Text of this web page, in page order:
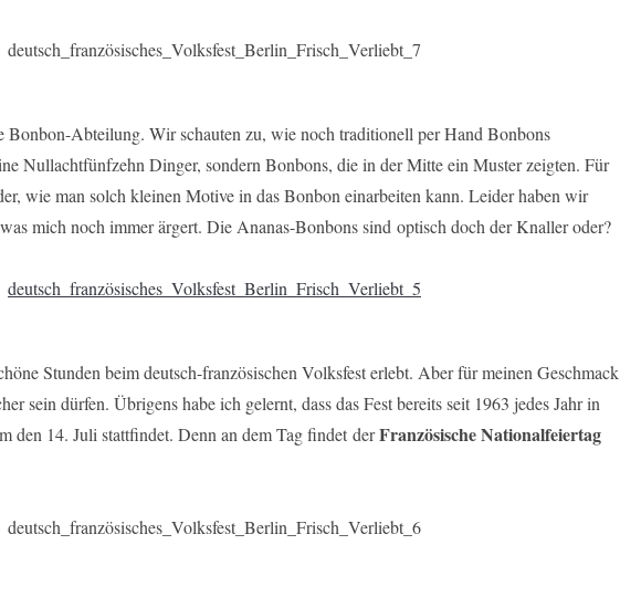
Abteilung. Wir schauten zu, wie noch traditionell per Hand Bonbons
Nullachtfünfzehn Dinger, sondern Bonbons, die in der Mitte ein Muster zeigten. Für
wie man solch kleinen Motive in das Bonbon einarbeiten kann. Leider haben wir
mich noch immer ärgert. Die Ananas-Bonbons sind optisch doch der Knaller oder?
Stunden beim deutsch-französischen Volksfest erlebt. Aber für meinen Geschmack
sein dürfen. Übrigens habe ich gelernt, dass das Fest bereits seit 1963 jedes Jahr in
den 14. Juli stattfindet. Denn an dem Tag findet derFranzösische Nationalfeiertag